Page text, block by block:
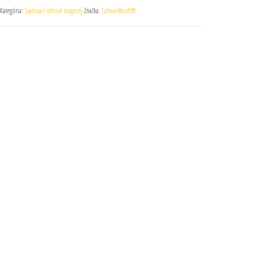
Kategória: Svařovací úhlové magnety Značka: Schweißkraft®